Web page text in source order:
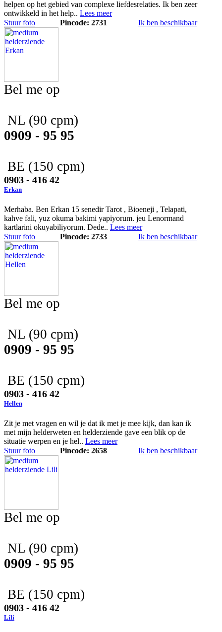
helpen op het gebied van complexe liefdesrelaties. Ik ben zeer
ontwikkeld in het help.. Lees meer
Stuur foto
Pincode: 2731 Ik ben beschikbaar
Bel me op
NL (90 cpm)
0909 - 95 95
BE (150 cpm)
0903 - 416 42
Erkan
Merhaba. Ben Erkan 15 senedir Tarot , Bioeneji , Telapati,
kahve fali, yuz okuma bakimi yapiyorum. jeu Lenormand
kartlarini okuyabiliyorum. Dede.. Lees meer
Stuur foto
Pincode: 2733 Ik ben beschikbaar
Bel me op
NL (90 cpm)
0909 - 95 95
BE (150 cpm)
0903 - 416 42
Hellen
Zit je met vragen en wil je dat ik met je mee kijk, dan kan ik
met mijn helderweten en helderziende gave een blik op de
situatie werpen en je hel.. Lees meer
Stuur foto
Pincode: 2658 Ik ben beschikbaar
Bel me op
NL (90 cpm)
0909 - 95 95
BE (150 cpm)
0903 - 416 42
Lili